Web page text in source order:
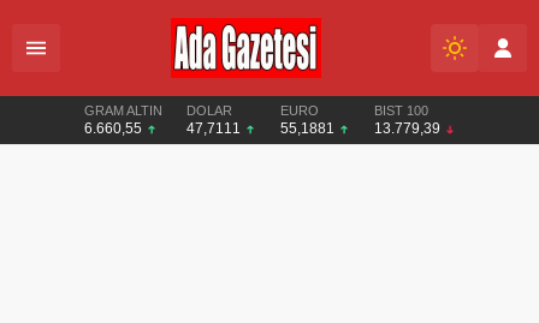
GRAM ALTIN
6.660,55
DOLAR
47,7111
EURO
55,1881
BIST 100
13.779,39